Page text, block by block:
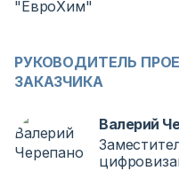
РУКОВОДИТЕЛЬ
ЗАКАЗЧИКА
Валерий